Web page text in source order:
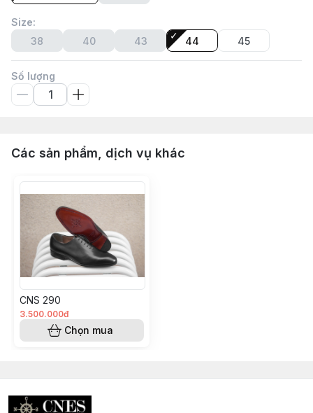
Size:
38
40 43 44 45
Số lượng
Các sản phẩm, dịch vụ khác
CNS 290
3.500.000đ
Chọn mua